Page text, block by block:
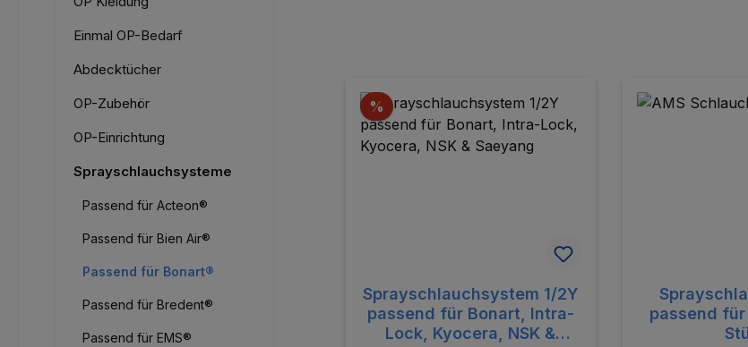
Einmal OP-Bedarf
Abdecktücher
OP-Zubehör
OP-Einrichtung
Sprayschlauchsysteme
Passend für Acteon®
Passend für Bien Air®
Passend für Bonart®
Passend für Bredent®
Passend für EMS®
% Rabatt
Sprayschlauchsystem 1/2Y
passend für Bonart, Intra-
Lock, Kyocera, NSK &
passend